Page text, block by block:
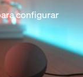
configurar